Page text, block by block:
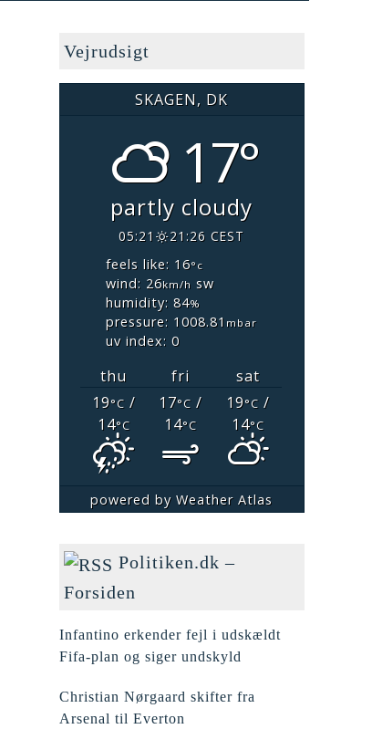
Vejrudsigt
SKAGEN, DK
17°
partly cloudy
05:21
21:26 CEST
feels like: 16°c
wind: 26km/h sw
humidity: 84%
pressure: 1008.81 mbar
uv index: 0
thu fri
sat
19°C/
14°C
17°C /
14°C
19°C /
14°C
powered byWeather Atlas
Politiken.dk –
Forsiden
Infantino erkender fejl i udskældt
Fifa-plan og siger undskyld
Christian Nørgaard skifter fra
Arsenal til Everton